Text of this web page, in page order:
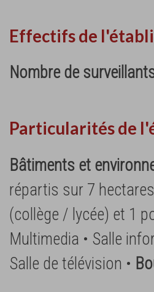
Effectifs de
Nombre de
Particularités de
Bâtiments et
répartis sur 7
(collège / lycée) et 1
Multimedia • Salle
Salle de télévision •